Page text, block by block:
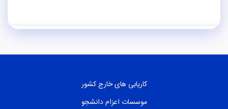
کاریابی های خارج کشور
موسسات اعزام دانشجو